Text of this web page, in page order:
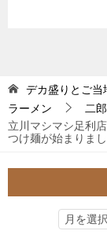
デカ盛りとご当
ラーメン
二
立川マシマシ足利
つけ麺が始まりま